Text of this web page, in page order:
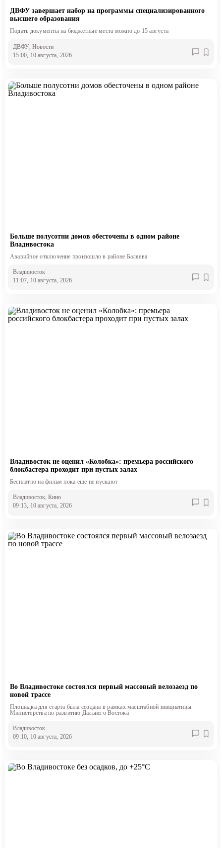
ДВФУ завершает набор на программы специализированного
высшего образования
Подать документы на бюджетные места можно до 15 августа
ДВФУ, Новости
15:00, 10 августа, 2026
Больше полусотни домов обесточены в одном районе
Владивостока
Аварийное отключение произошло в районе Баляева
Владивосток
11:07, 10 августа, 2026
Владивосток не оценил «Колобка»: премьера российского
блокбастера проходит при пустых залах
Бесплатно на фильм пока еще не пускают
Владивосток, Кино
09:13, 10 августа, 2026
Во Владивостоке состоялся первый массовый велозаезд по
новой трассе
Площадка для старта была создана в рамках масштабной инициативы
Министерства по развитию Дальнего Востока
Владивосток
09:10, 10 августа, 2026